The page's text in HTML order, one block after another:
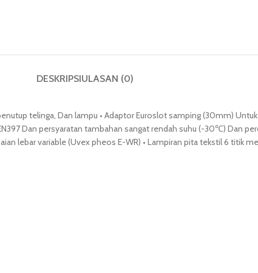
DESKRIPSIULASAN (0)
telinga, Dan lampu • Adaptor Euroslot samping (30mm)
Dan persyaratan tambahan sangat rendah suhu (-30℃) Dan
lebar variable (Uvex pheos E-WR) • Lampiran pita tekstil 6 titik